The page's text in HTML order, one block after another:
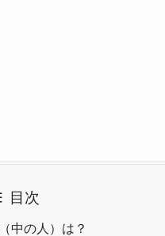
目次
中の人）は？